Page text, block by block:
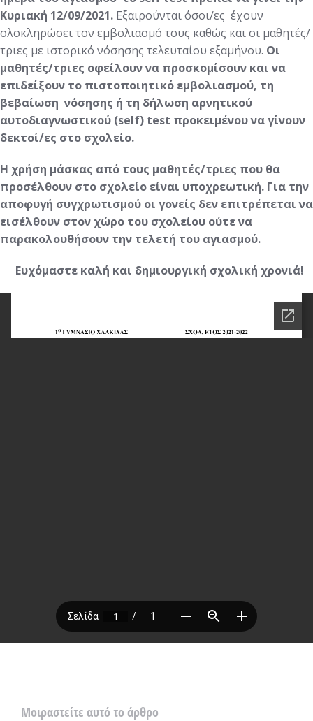
Κυριακή 12/09/2021. Εξαιρούνται όσοι/ες έχουν
ολοκληρώσει τον εμβολιασμό τους καθώς και οι μαθητές/
τριες με ιστορικό νόσησης τελευταίου εξαμήνου. Οι
μαθητές/τριες οφείλουν να προσκομίσουν και να
επιδείξουν το πιστοποιητικό εμβολιασμού, τη
βεβαίωση νόσησης ή τη δήλωση αρνητικού
αυτοδιαγνωστικού (self) test προκειμένου να γίνουν
δεκτοί/ες στο σχολείο.
Η χρήση μάσκας από τους μαθητές/τριες που θα
προσέλθουν στο σχολείο είναι υποχρεωτική. Για την
αποφυγή συγχρωτισμού οι γονείς δεν επιτρέπεται να
εισέλθουν στον χώρο του σχολείου ούτε να
παρακολουθήσουν την τελετή του αγιασμού.
Ευχόμαστε καλή και δημιουργική σχολική χρονιά!
Μοιραστείτε αυτό το άρθρο